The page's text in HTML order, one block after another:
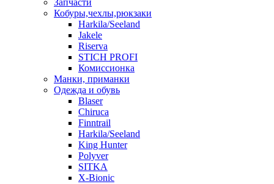
Кобуры,чехлы,рюкзаки
Harkila/Seeland
Jakele
Riserva
STICH PROFI
Комиссионка
Манки, приманки
Одежда и обувь
Blaser
Chiruca
Finntrail
Harkila/Seeland
King Hunter
Polyver
SITKA
X-Bionic